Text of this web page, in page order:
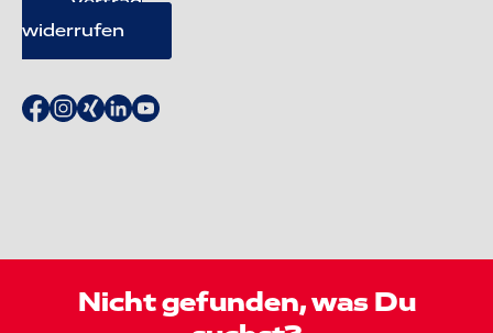
widerrufen
Nicht gefunden, was Du